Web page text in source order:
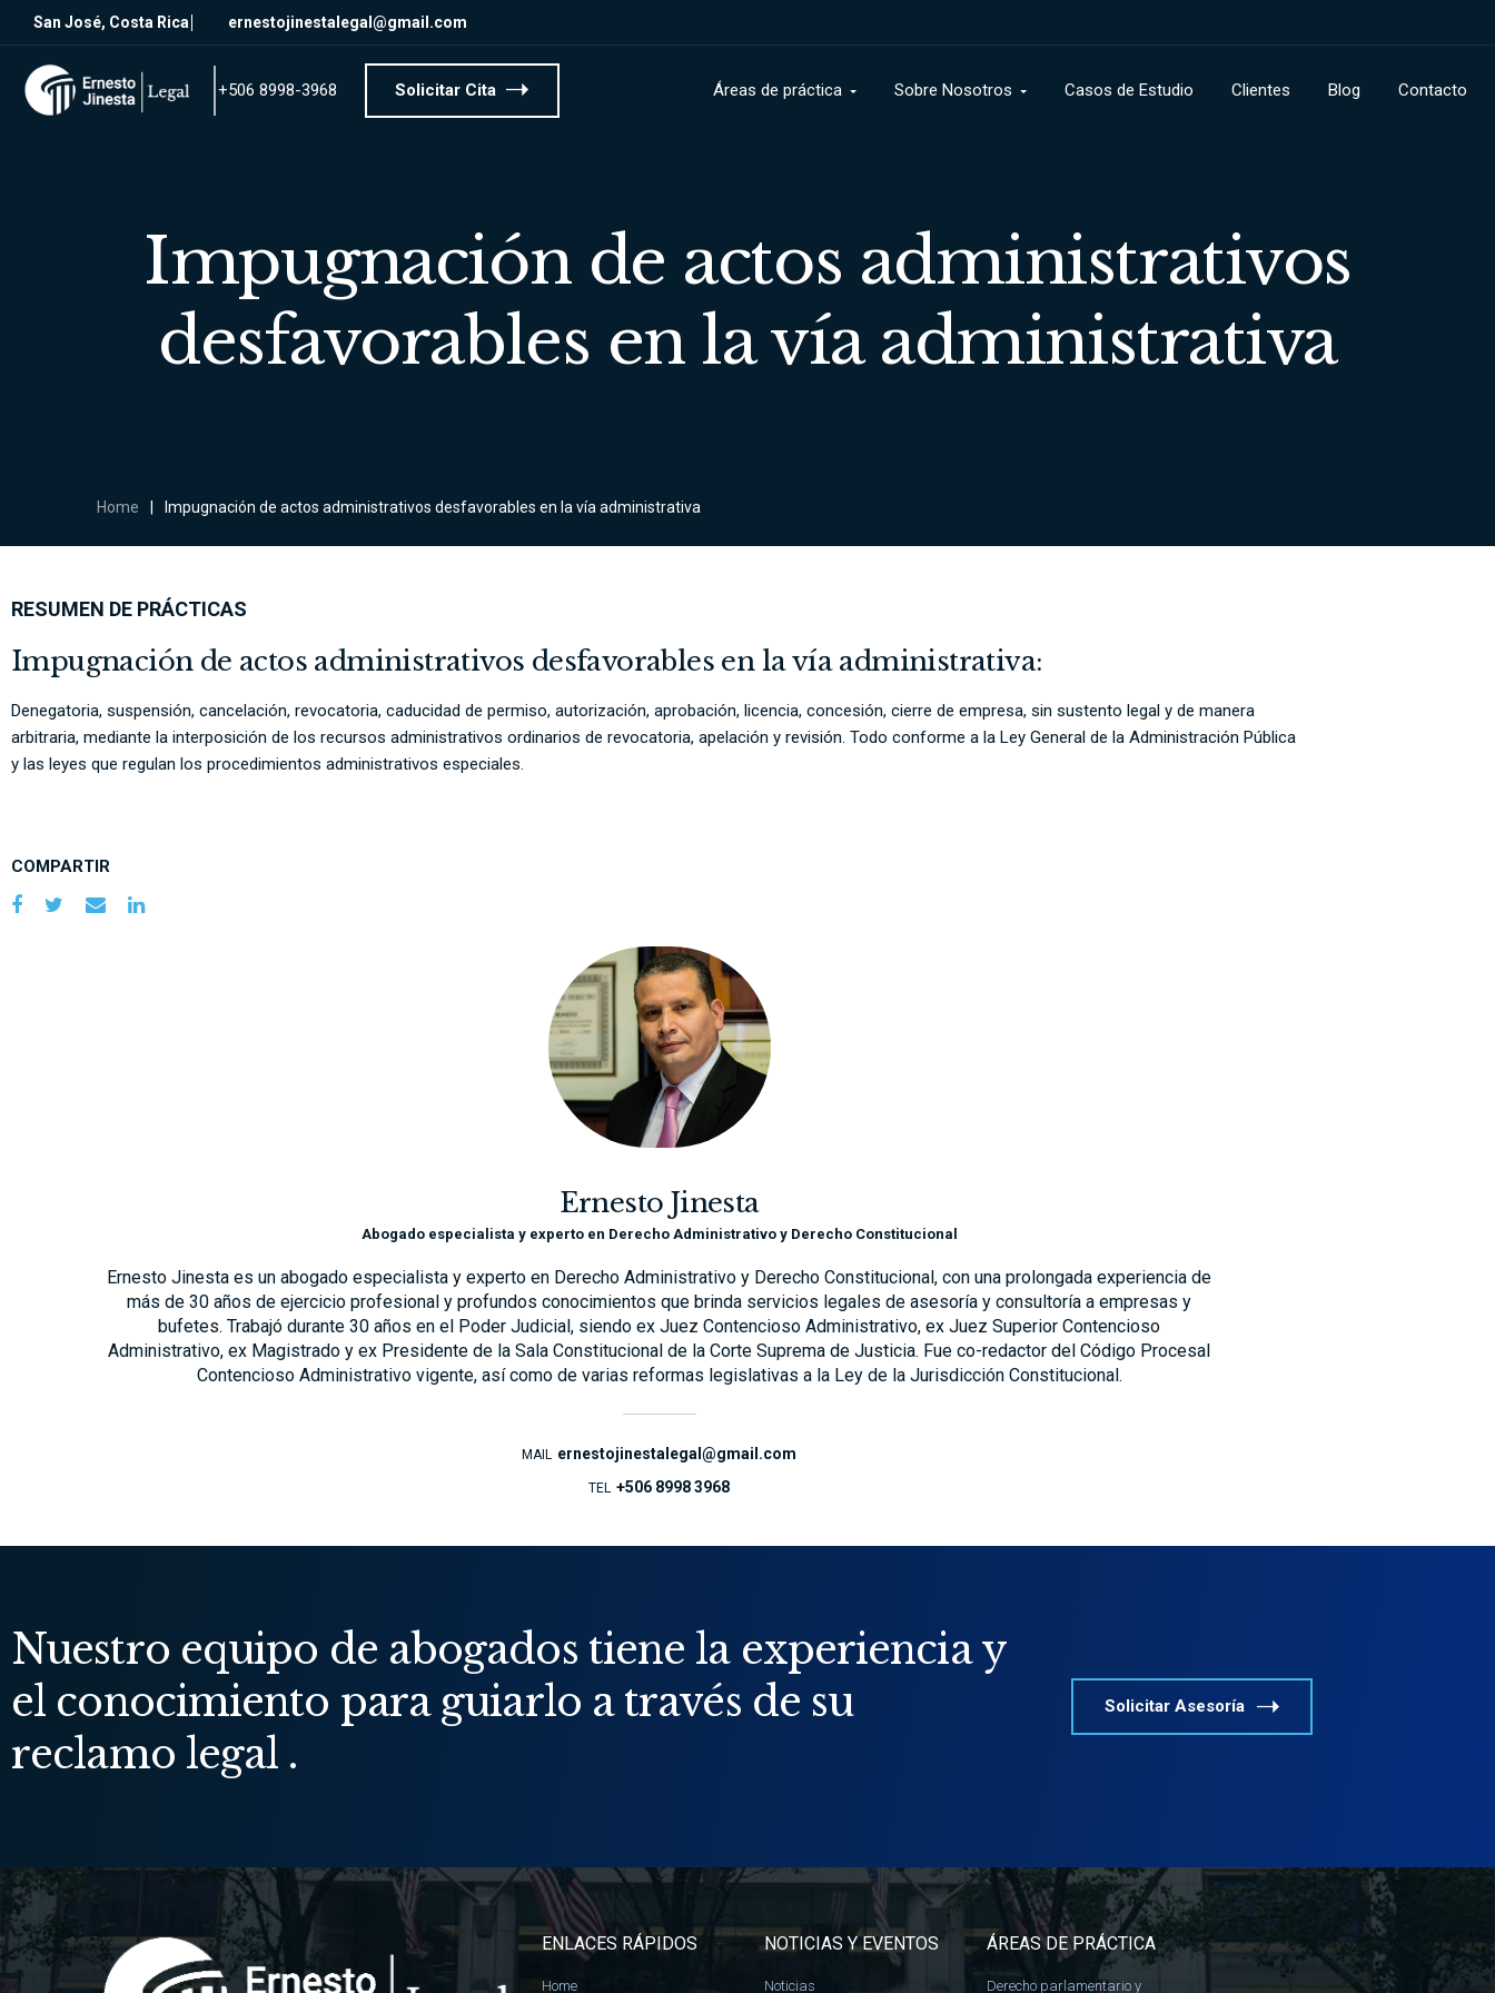
San José, Costa Rica ernestojinestalegal@gmail.com
+506 8998-3968 Solicitar Cita Áreas de práctica Sobre Nosotros Casos de Estudio Clientes Blog Contacto
Impugnación de actos administrativos
desfavorables en la vía administrativa
Home Impugnación de actos administrativos desfavorables en la vía administrativa
RESUMEN DE PRÁCTICAS
Impugnación de actos administrativos desfavorables en la vía administrativa:
Denegatoria, suspensión, cancelación, revocatoria, caducidad de permiso, autorización, aprobación, licencia, concesión, cierre de empresa, sin sustento legal y de manera
arbitraria, mediante la interposición de los recursos administrativos ordinarios de revocatoria, apelación y revisión. Todo conforme a la Ley General de la Administración Pública
y las leyes que regulan los procedimientos administrativos especiales.
COMPARTIR
Ernesto Jinesta
Abogado especialista y experto en Derecho Administrativo y Derecho Constitucional
Ernesto Jinesta es un abogado especialista y experto en Derecho Administrativo y Derecho Constitucional, con una prolongada experiencia de
más de 30 años de ejercicio profesional y profundos conocimientos que brinda servicios legales de asesoría y consultoría a empresas y
bufetes. Trabajó durante 30 años en el Poder Judicial, siendo ex Juez Contencioso Administrativo, ex Juez Superior Contencioso
Administrativo, ex Magistrado y ex Presidente de la Sala Constitucional de la Corte Suprema de Justicia. Fue co-redactor del Código Procesal
Contencioso Administrativo vigente, así como de varias reformas legislativas a la Ley de la Jurisdicción Constitucional.
MAIL ernestojinestalegal@gmail.com
TEL +506 8998 3968
Nuestro equipo de abogados tiene la experiencia y
el conocimiento para guiarlo a través de su
reclamo legal .
Solicitar Asesoría
ENLACES RÁPIDOS
Home
NOTICIAS Y EVENTOS
Noticias
ÁREAS DE PRÁCTICA
Derecho parlamentario y